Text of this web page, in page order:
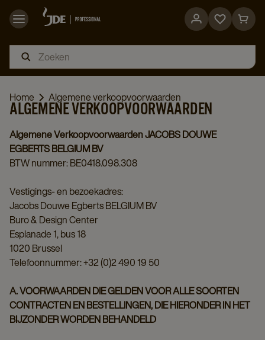
Go
page
Go
page
Home Algemene verkoopvoorwaarden
ALGEMENE VERKOOPVOORWAARDEN
Algemene Verkoopvoorwaarden JACOBS DOUWE
EGBERTS BELGIUM BV
BTW nummer: BE0418.098.308
Vestigings- en bezoekadres:
Jacobs Douwe Egberts BELGIUM BV
Buro & Design Center
Esplanade 1, bus 18
1020 Brussel
Telefoonnummer: +32 (0)2 490 19 50
A. VOORWAARDEN DIE GELDEN VOOR ALLE SOORTEN
CONTRACTEN EN BESTELLINGEN, DIE HIERONDER IN HET
BIJZONDER WORDEN BEHANDELD